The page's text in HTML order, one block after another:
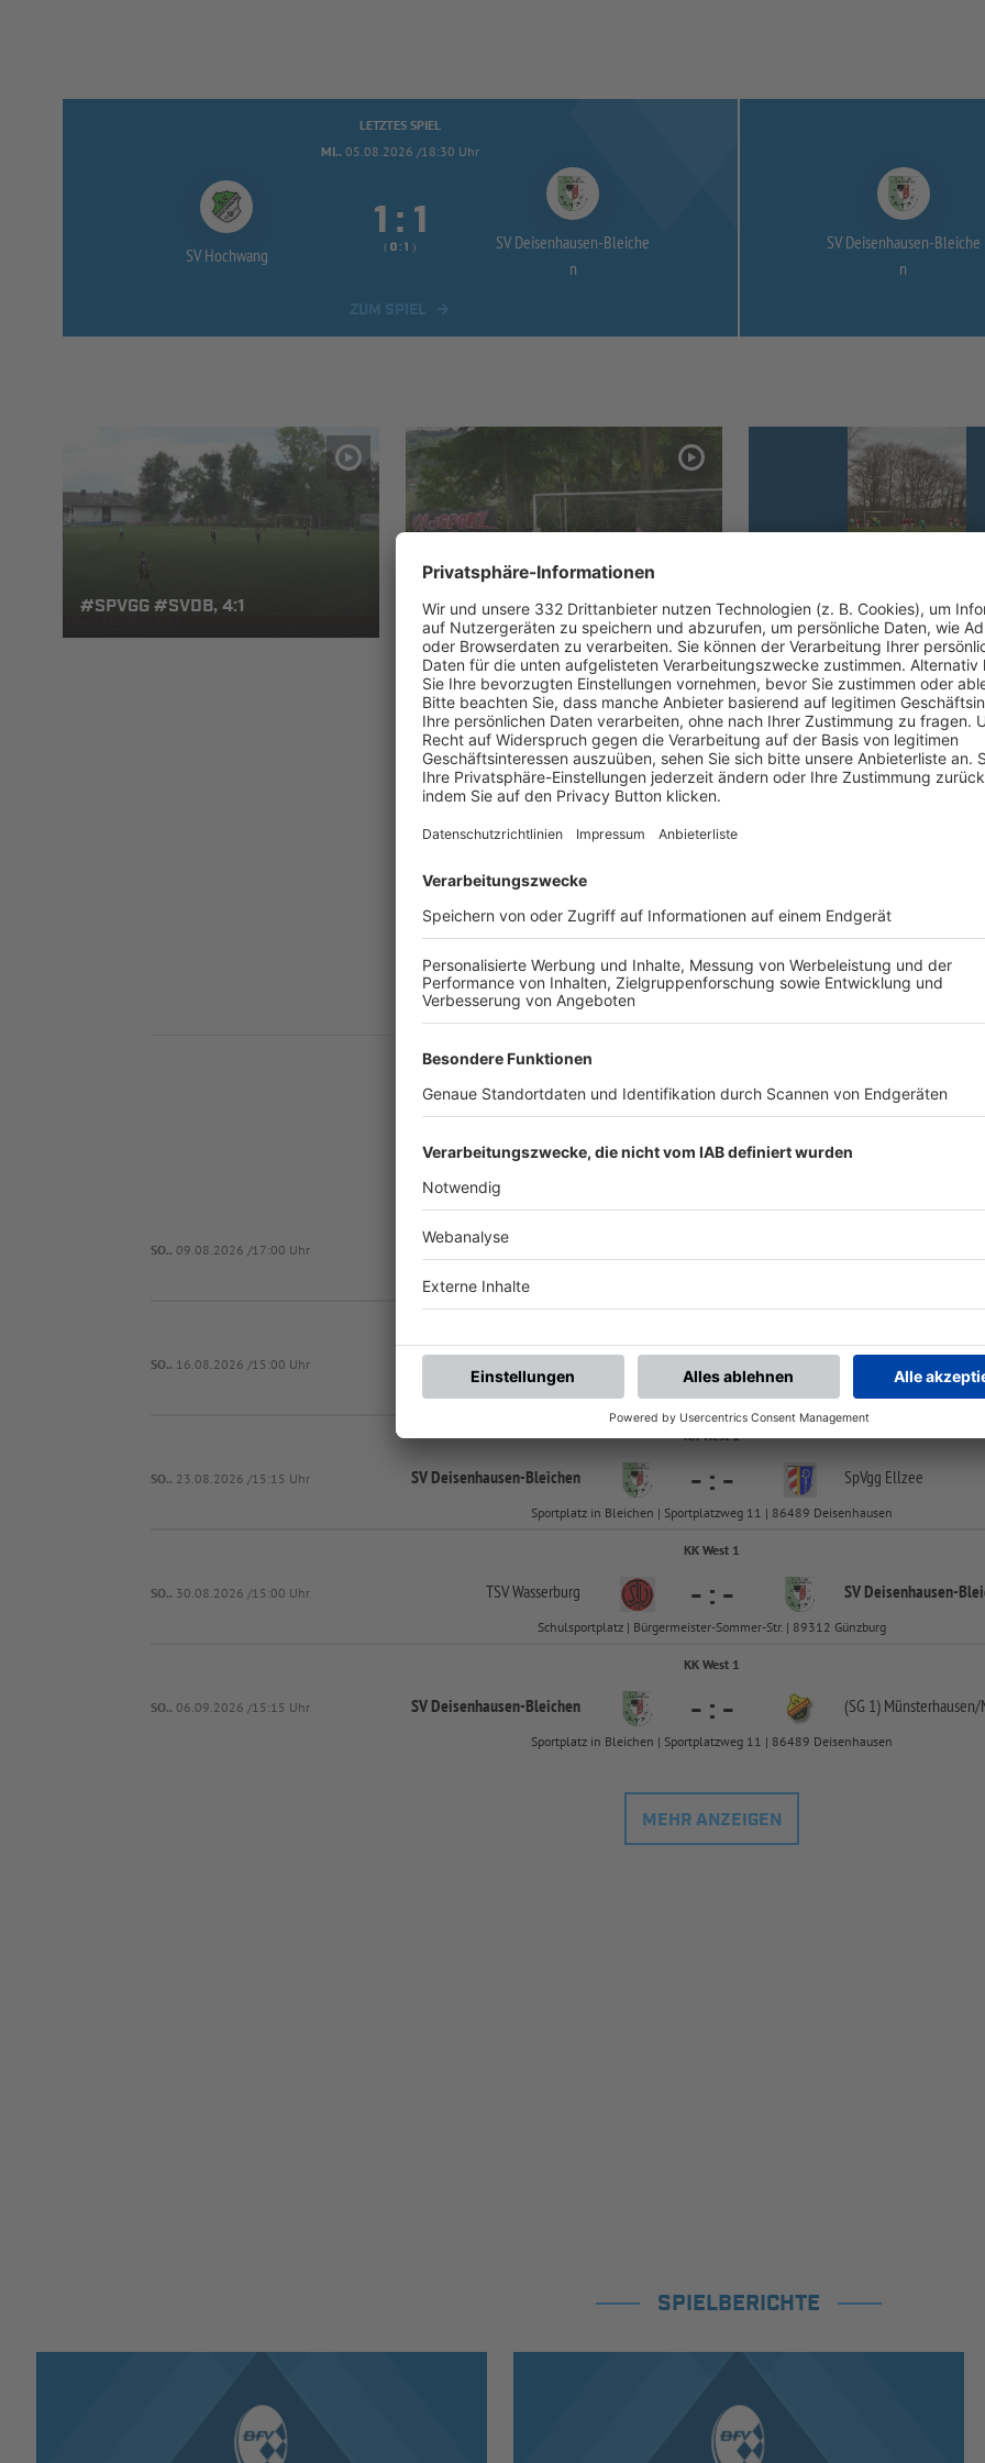
LETZTES SPIEL
MI.. 05.08.2026 /18:30 Uhr
SV Hochwang
 : 
( :  ) SV Deisenhausen-Bleiche
n
SV Deisenhausen-Bleiche
n
#SPVGG #SVDB, 4:1 #SVDB#GVEA, 1:2
SV HOCHWANG, 4-2
UNSERE NEUIGKEITEN FÜR DICH
Nächste Spiele
FS/H/K-FS/D/1
SO.. 09.08.2026 /17:00 Uhr SV Deisenhausen- -:-
SO.. 16.08.2026 /15:00 Uhr TSV Krumbach - : - SV Deisenhausen-
Krumbach Waldsportplatz | Jahnstr. 20 | 86381 Krumbach (Schwaben)
KK West 1
SO.. 23.08.2026 /15:15 Uhr SV Deisenhausen-Bleichen - : - SpVgg Ellzee
Sportplatz in Bleichen | Sportplatzweg 11 | 86489 Deisenhausen
KK West 1
SO.. 30.08.2026 /15:00 Uhr TSV Wasserburg - : - SV Deisenhausen-
Schulsportplatz | Bürgermeister-Sommer-Str. | 89312 Günzburg
KK West 1
SO.. 06.09.2026 /15:15 Uhr SV Deisenhausen-Bleichen - : - (SG 1) Münsterhausen/
Sportplatz in Bleichen | Sportplatzweg 11 | 86489 Deisenhausen
MEHR ANZEIGEN
SPIELBERICHTE